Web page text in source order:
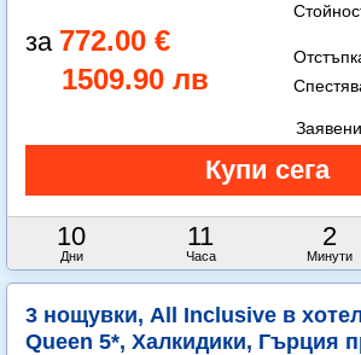
772.00 €
1509.90 лв
10
Дни
11
Часа
2
Минути
3 нощувки, All Inclusive в
Queen 5*, Халкидики, Гърция